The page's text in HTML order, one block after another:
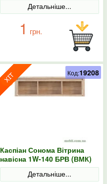
Детальніше...
1 грн.
Каспіан Сонома Вітрина
навісна 1W-140 БРВ (ВМК)
Детальніше...
Код:19208